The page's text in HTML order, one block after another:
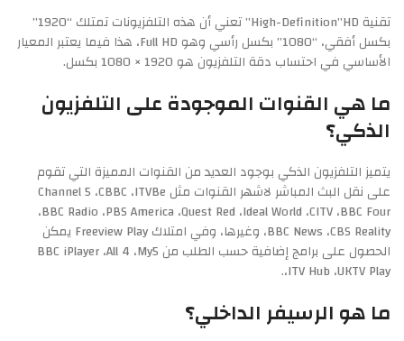
تقنية High-Definition”HD” تعني أن هذه التلفزيونات تمتلك “1920”
بكسل أفقي، “1080” بكسل رأسي وهو Full HD، هذا فيما يعتبر المعيار
الأساسي في احتساب دقة التلفزيون هو 1920 × 1080 بكسل.
ما هي القنوات الموجودة على التلفزيون
الذكي؟
يتميز التلفزيون الذكي بوجود العديد من القنوات المميزة التي تقوم
على نقل البث المباشر لاشهر القنوات مثل Channel 5 ،CBBC ،ITVBe
،BBC Radio ،PBS America ،Quest Red ،Ideal World ،CITV ،BBC Four
،BBC News ،CBS Reality وغيرها، وفي امتلاك Freeview Play يمكن
الحصول على برامج إضافية حسب الطلب من BBC iPlayer ،All 4 ،My5
،ITV Hub ،UKTV Play.
ما هو الرسيفر الداخلي؟